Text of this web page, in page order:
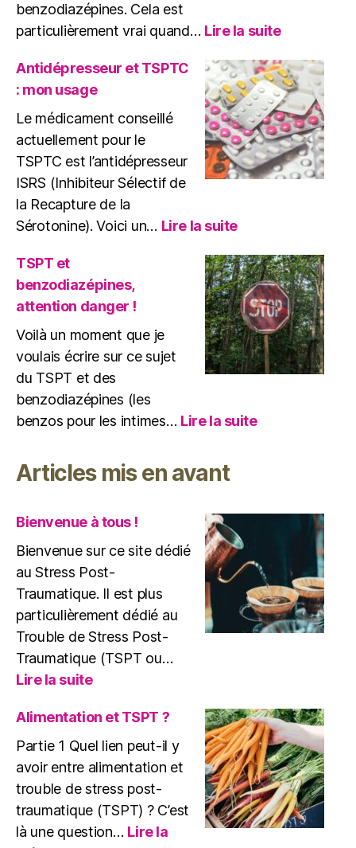
benzodiazépines. Cela est
particulièrement vrai quand… Lire la suite:
et
EMDR
:
Quels
Risques
?
Antidépresseur et TSPTC
: mon usage
Le médicament conseillé
actuellement pour le
TSPTC est l’antidépresseur
ISRS (Inhibiteur Sélectif de
la Recapture de la
Sérotonine). Voici un… Lire la suite:
et
TSPTC
:
mon
usage
TSPT et
benzodiazépines,
attention danger !
Voilà un moment que je
voulais écrire sur ce sujet
du TSPT et des
benzodiazépines (les
benzos pour les intimes… Lire la suite:
Articles mis en avant
Bienvenue à tous !
Bienvenue sur ce site dédié
au Stress Post-
Traumatique. Il est plus
particulièrement dédié au
Trouble de Stress Post-
Traumatique (TSPT ou…
Lire la suite:
à
!
Alimentation et TSPT ?
Partie 1 Quel lien peut-il y
avoir entre alimentation et
trouble de stress post-
traumatique (TSPT) ? C’est
là une question… Lire la